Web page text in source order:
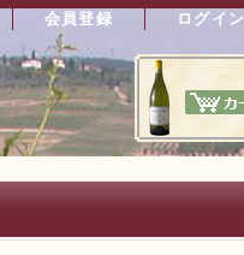
会員登録 ログイン